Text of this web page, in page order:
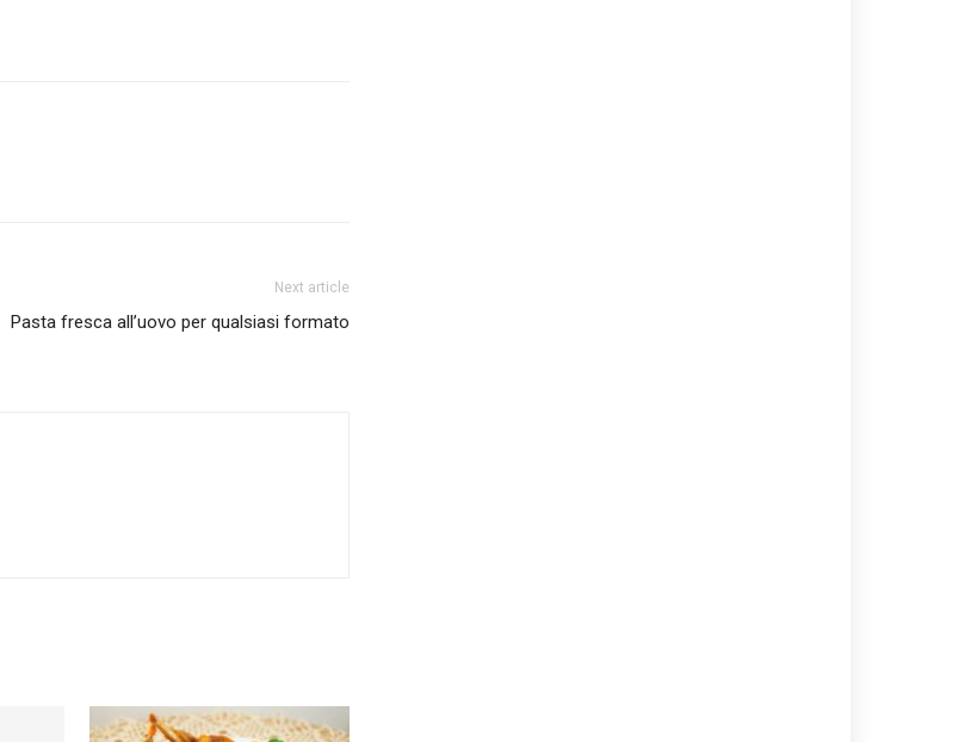
Next article
Pasta fresca all’uovo per qualsiasi formato